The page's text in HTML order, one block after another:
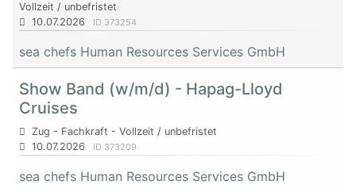
Vollzeit / unbefristet
10.07.2026
ID 373254
sea chefs Human Resources Services GmbH
Show Band (w/m/d) - Hapag-Lloyd
Cruises
Zug - Fachkraft - Vollzeit / unbefristet
10.07.2026
ID 373209
sea chefs Human Resources Services GmbH